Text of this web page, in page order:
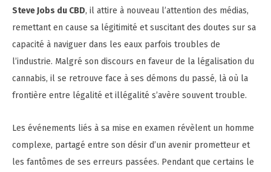
Steve Jobs du CBD, il attire à nouveau l’attention des médias,
remettant en cause sa légitimité et suscitant des doutes sur sa
capacité à naviguer dans les eaux parfois troubles de
l’industrie. Malgré son discours en faveur de la légalisation du
cannabis, il se retrouve face à ses démons du passé, là où la
frontière entre légalité et illégalité s’avère souvent trouble.
Les événements liés à sa mise en examen révèlent un homme
complexe, partagé entre son désir d’un avenir prometteur et
les fantômes de ses erreurs passées. Pendant que certains le